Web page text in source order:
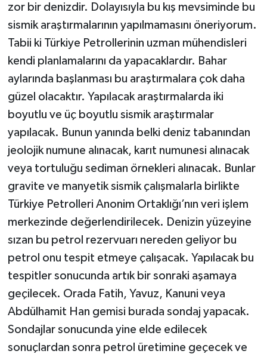
zor bir denizdir. Dolayısıyla bu kış mevsiminde bu
sismik araştırmalarının yapılmamasını öneriyorum.
Tabii ki Türkiye Petrollerinin uzman mühendisleri
kendi planlamalarını da yapacaklardır. Bahar
aylarında başlanması bu araştırmalara çok daha
güzel olacaktır. Yapılacak araştırmalarda iki
boyutlu ve üç boyutlu sismik araştırmalar
yapılacak. Bunun yanında belki deniz tabanından
jeolojik numune alınacak, karıt numunesi alınacak
veya tortuluğu sediman örnekleri alınacak. Bunlar
gravite ve manyetik sismik çalışmalarla birlikte
Türkiye Petrolleri Anonim Ortaklığı’nın veri işlem
merkezinde değerlendirilecek. Denizin yüzeyine
sızan bu petrol rezervuarı nereden geliyor bu
petrol onu tespit etmeye çalışacak. Yapılacak bu
tespitler sonucunda artık bir sonraki aşamaya
geçilecek. Orada Fatih, Yavuz, Kanuni veya
Abdülhamit Han gemisi burada sondaj yapacak.
Sondajlar sonucunda yine elde edilecek
sonuçlardan sonra petrol üretimine geçecek ve